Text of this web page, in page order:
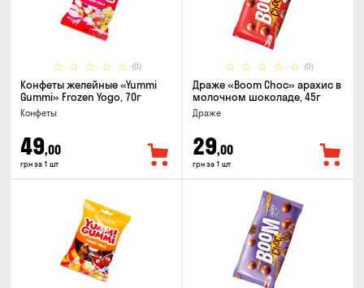
(0)
Конфеты желейные «Yummi
Gummi» Frozen Yogo, 70г
Конфеты
49,00
грн за 1 шт
(0)
Драже «Boom Choc» арахис в
молочном шоколаде, 45г
Драже
29,00
грн за 1 шт